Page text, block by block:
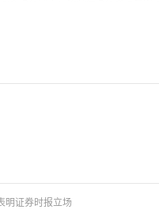
明证券时报立场